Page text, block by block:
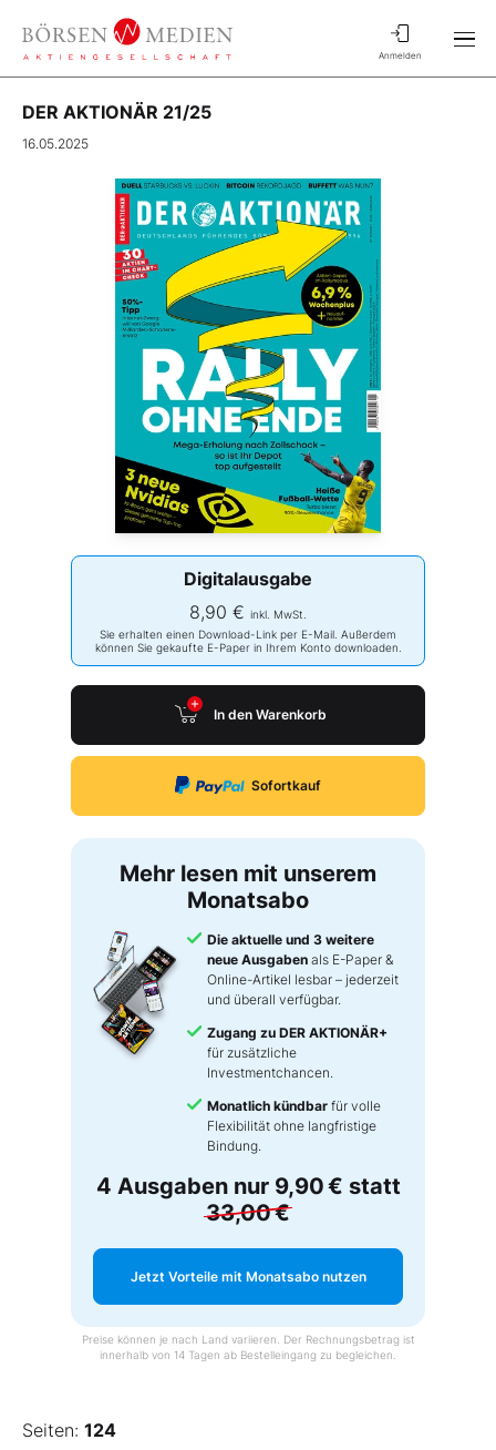
Anmelden
DER AKTIONÄR 21/25
16.05.2025
Digitalausgabe
8,90 € inkl. MwSt.
Sie erhalten einen Download-Link per E-Mail. Außerdem
können Sie gekaufte E-Paper in Ihrem Konto downloaden.
In den Warenkorb
Sofortkauf
Mehr lesen mit unserem
Monatsabo
Die aktuelle und 3 weitere
neue Ausgaben als E-Paper &
Online-Artikel lesbar – jederzeit
und überall verfügbar.
Zugang zu DER AKTIONÄR+
für zusätzliche
Investmentchancen.
Monatlich kündbar für volle
Flexibilität ohne langfristige
Bindung.
4 Ausgaben nur 9,90 € statt
33,00 €
Jetzt Vorteile mit Monatsabo nutzen
Preise können je nach Land variieren. Der Rechnungsbetrag ist
innerhalb von 14 Tagen ab Bestelleingang zu begleichen.
Seiten: 124